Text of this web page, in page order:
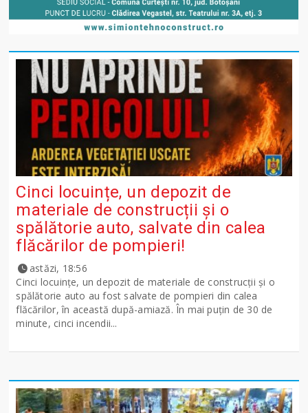
Cinci locuințe, un depozit de
materiale de construcții și o
spălătorie auto, salvate din calea
flăcărilor de pompieri!
astăzi, 18:56
Cinci locuințe, un depozit de materiale de construcții și o
spălătorie auto au fost salvate de pompieri din calea
flăcărilor, în această după-amiază. În mai puțin de 30 de
minute, cinci incendii...